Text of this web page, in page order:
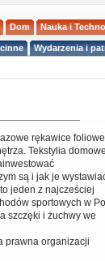
Dom Nauka i
Wydarzenia i
rękawice
Tekstylia
są i jak je
jeden z najcześciej
sportowych w
szczęki i żuchwy we
prawna organizacji